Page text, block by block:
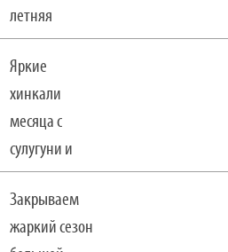
летняя
распродажа!
Яркие
хинкали
месяца с
сулугуни и
помидорами!
Закрываем
жаркий сезон